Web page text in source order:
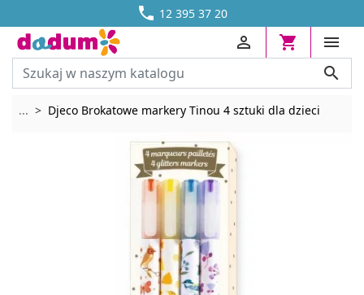
 12 395 37 20
DOSTAWA OD 13,70 ZŁ





... Rozwiń breadcrumbs
Djeco Brokatowe markery Tinou 4 sztuki dla dzieci